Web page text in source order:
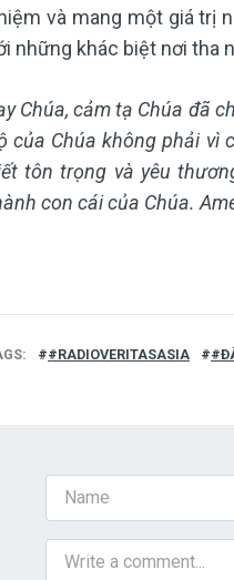
và mang một giá trị
những khác biệt nơi tha
Chúa,cảm tạ Chúa đã
của Chúa không phải vì
tôn trọng và yêu
con cái của Chúa.
#RADIOVERITASASIA